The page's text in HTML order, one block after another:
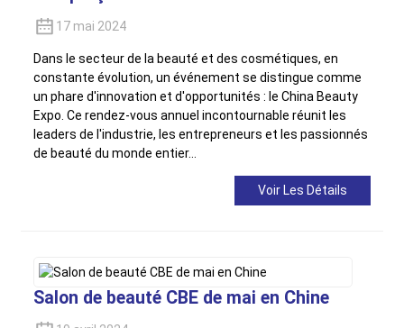
17 mai 2024
Dans le secteur de la beauté et des cosmétiques, en
constante évolution, un événement se distingue comme
un phare d'innovation et d'opportunités : le China Beauty
Expo. Ce rendez-vous annuel incontournable réunit les
leaders de l'industrie, les entrepreneurs et les passionnés
de beauté du monde entier…
Voir Les Détails
Salon de beauté CBE de mai en Chine